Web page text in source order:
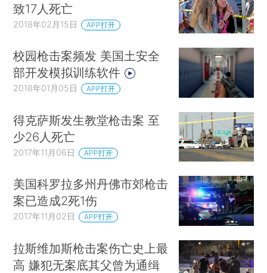
致17人死亡
2018年02月15日 APP打开
校园枪击案频发 美国土安全
部开发模拟训练软件
2018年01月05日 APP打开
得克萨斯发生教堂枪击案 至
少26人死亡
2017年11月06日 APP打开
美国科罗拉多州丹佛市郊枪击
案已造成2死1伤
2017年11月02日 APP打开
拉斯维加斯枪击案伤亡史上最
高 嫌犯无案底其父曾为通缉